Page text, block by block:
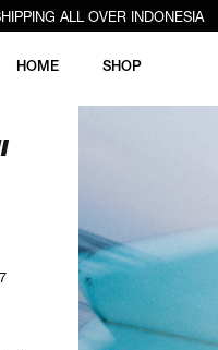
ALL OVER INDONESIA
HOME SHOP